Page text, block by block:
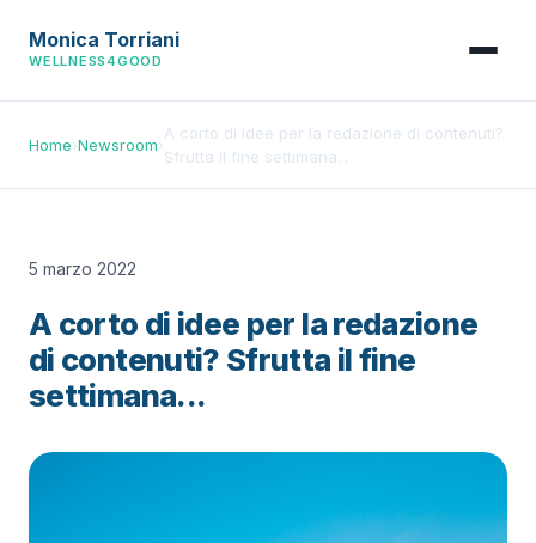
Monica Torriani
WELLNESS4GOOD
Home›Newsroom›
A corto di idee per la redazione di contenuti?
Sfrutta il fine settimana...
5 marzo 2022
A corto di idee per la redazione
di contenuti? Sfrutta il fine
settimana...